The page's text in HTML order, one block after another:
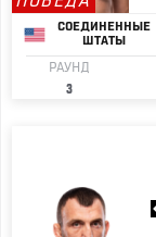
СОЕДИНЕННЫЕ
ШТАТЫ
РАУНД
3